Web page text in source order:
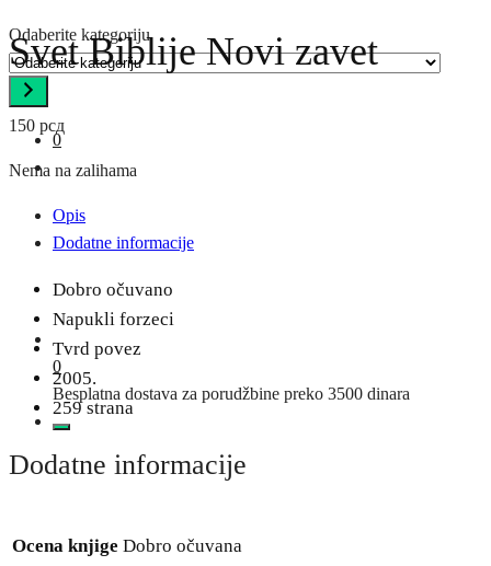
Odaberite kategoriju
0
0
Besplatna dostava za porudžbine preko 3500 dinara
Svet Biblije Novi zavet
150 рсд
Nema na zalihama
Opis
Dodatne informacije
Dobro očuvano
Napukli forzeci
Tvrd povez
2005.
259 strana
Dodatne informacije
Ocena knjige Dobro očuvana